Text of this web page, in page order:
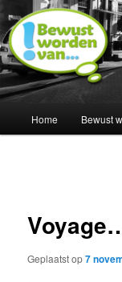
naar
de
primaire
inhoud
Een blog door Ingrid
Home Bewust
Geplaatst op7